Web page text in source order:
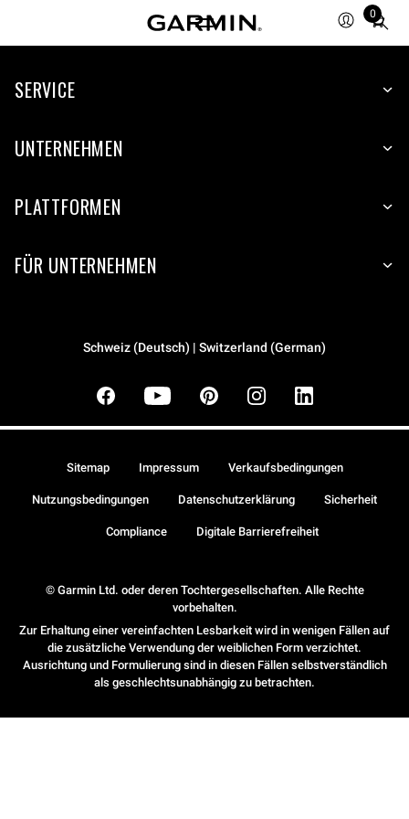
0
Total
SERVICE
UNTERNEHMEN
PLATTFORMEN
FÜR UNTERNEHMEN
Schweiz (Deutsch) | Switzerland (German)
© Garmin Ltd. oder deren Tochtergesellschaften. Alle Rechte
vorbehalten.
Zur Erhaltung einer vereinfachten Lesbarkeit wird in wenigen Fällen auf
die zusätzliche Verwendung der weiblichen Form verzichtet.
Ausrichtung und Formulierung sind in diesen Fällen selbstverständlich
als geschlechtsunabhängig zu betrachten.
Sitemap Impressum Verkaufsbedingungen
Nutzungsbedingungen Datenschutzerklärung Sicherheit
Compliance Digitale Barrierefreiheit